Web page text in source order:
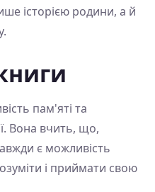
історією родини, а й
пам'яті та
Вона вчить, що,
є можливість
і приймати свою